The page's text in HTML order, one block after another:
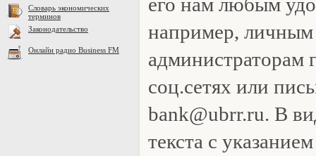
Словарь экономических
терминов
Законодательство
Онлайн радио Business FM
например,
администраторам
соц.сетях или
bank@ubrr.ru. В
текста с